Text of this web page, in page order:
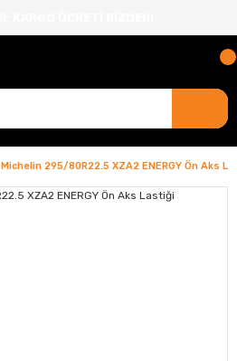
Michelin 295/80R22.5 XZA2 ENERGY Ön Aks